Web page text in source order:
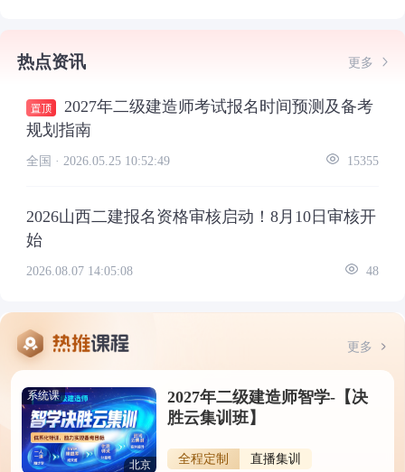
热点资讯 更多
2027年二级建造师考试报名时间预测及备考
规划指南
全国 · 2026.05.25 10:52:49 15355
2026山西二建报名资格审核启动！8月10日审核开
始
2026.08.07 14:05:08 48
更多
系统课
北京
2027年二级建造师智学-【决
胜云集训班】
全程定制 直播集训